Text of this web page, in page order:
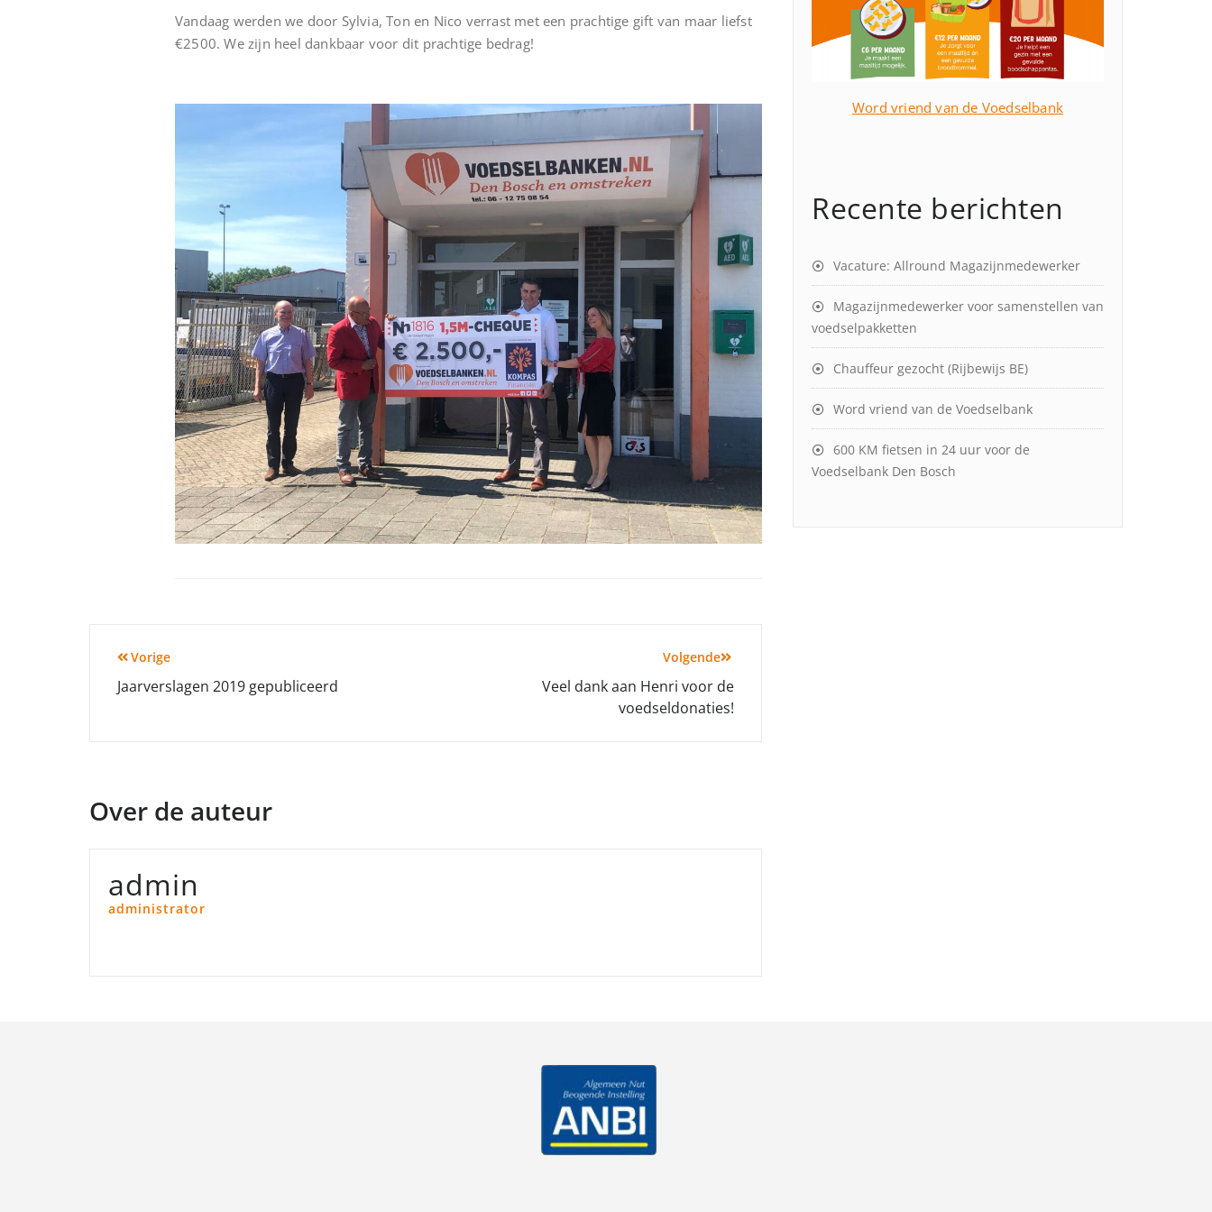
Vandaag werden we door Sylvia, Ton en Nico verrast met een prachtige gift van maar liefst
€2500. We zijn heel dankbaar voor dit prachtige bedrag!
Bericht
navigatie
Vorige
Jaarverslagen 2019 gepubliceerd
Volgende
Veel dank aan Henri voor de
voedseldonaties!
Over de auteur
admin
administrator
Word vriend van de Voedselbank
Recente berichten
Vacature: Allround Magazijnmedewerker
Magazijnmedewerker voor samenstellen van
voedselpakketten
Chauffeur gezocht (Rijbewijs BE)
Word vriend van de Voedselbank
600 KM fietsen in 24 uur voor de
Voedselbank Den Bosch